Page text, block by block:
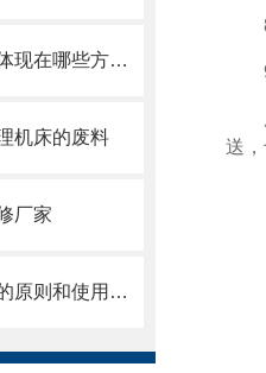
磨床排屑机的设计要点体现在哪些方面？
机床的废料
厂家
能源拖链选用时要遵循的原则和使用时需注意的事项
送